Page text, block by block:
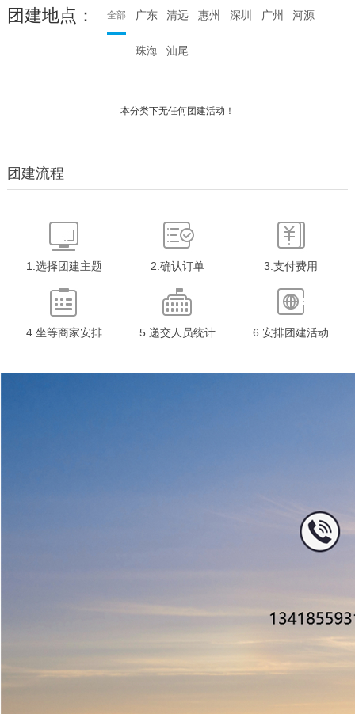
团建地点： 全部 广东 清远 惠州 深圳 广州 河源
珠海 汕尾
本分类下无任何团建活动！
团建流程
1.选择团建主题 2.确认订单 3.支付费用
4.坐等商家安排 5.递交人员统计 6.安排团建活动